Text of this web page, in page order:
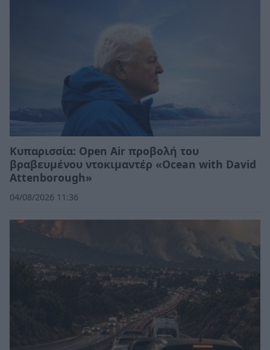
Κυπαρισσία: Open Air προβολή του
βραβευμένου ντοκιμαντέρ «Ocean with David
Attenborough»
04/08/2026 11:36